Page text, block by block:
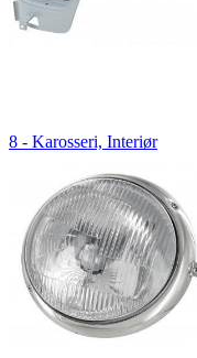
8 - Karosseri, Interiør